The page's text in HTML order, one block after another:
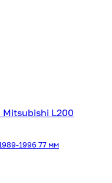
1996 77 мм